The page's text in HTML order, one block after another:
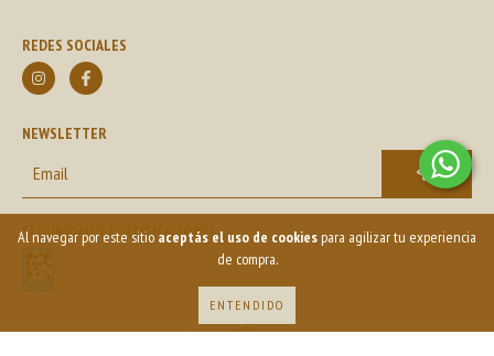
Al navegar por este sitio aceptás el uso de cookiespara agilizar tu experiencia
de compra.
ENTENDIDO
REDES SOCIALES
NEWSLETTER
SEGURIDAD Y CERTIFICACIONES